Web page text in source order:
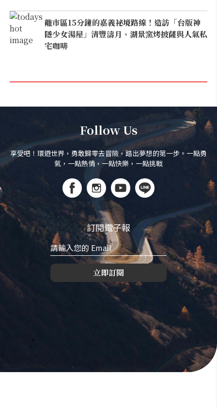
離市區15分鐘的嘉義祕境路線！造訪「台版神
隱少女湯屋」清豐濤月、湖景窯烤披薩與人氣私
宅咖啡
Follow Us
享受吧！環遊世界，勇敢歸零去冒險，踏出夢想的第一步。一點勇
氣，一點熱情，一點快樂，一點挑戰
訂閱電子報
立即訂閱